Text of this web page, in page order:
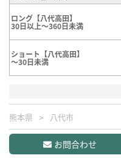
ロング【八代高田】
30日以上～360日未満
ショート【八代高田】
～30日未満
熊本県 八代市
お問合わせ